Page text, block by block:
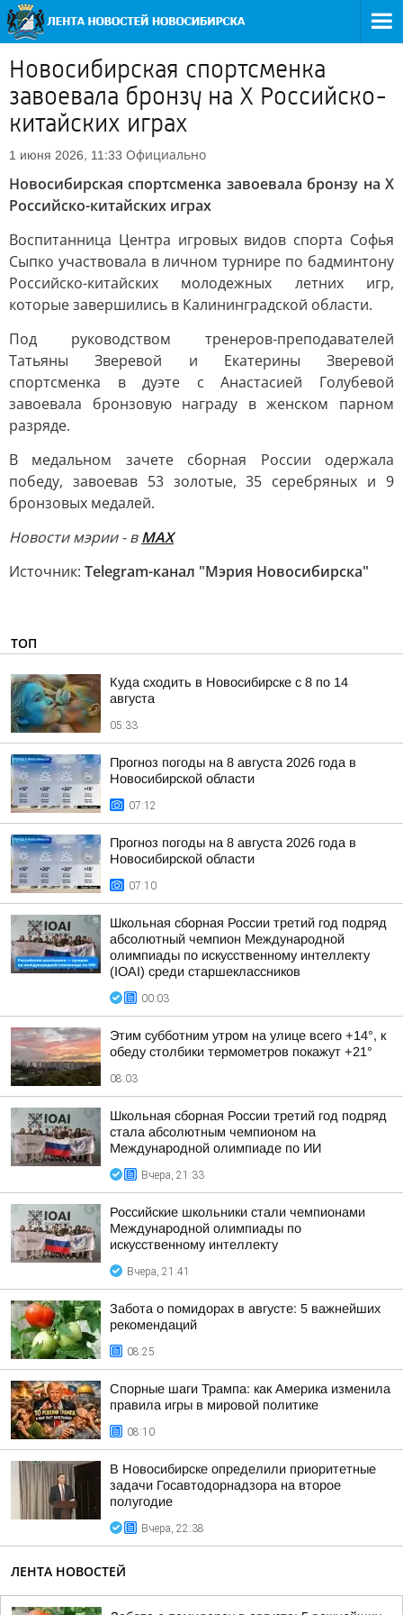
Новосибирская спортсменка
завоевала бронзу на X Российско-
китайских играх
1 июня 2026, 11:33 Официально
Новосибирская спортсменка завоевала бронзу на X
Российско-китайских играх
Воспитанница Центра игровых видов спорта Софья
Сыпко участвовала в личном турнире по бадминтону
Российско-китайских молодежных летних игр,
которые завершились в Калининградской области.
Под руководством тренеров-преподавателей
Татьяны Зверевой и Екатерины Зверевой
спортсменка в дуэте с Анастасией Голубевой
завоевала бронзовую награду в женском парном
разряде.
В медальном зачете сборная России одержала
победу, завоевав 53 золотые, 35 серебряных и 9
бронзовых медалей.
Новости мэрии - вMAХ
Источник: Telegram-канал "Мэрия Новосибирска"
ТОП
Куда сходить в Новосибирске с 8 по 14
августа
05:33
Прогноз погоды на 8 августа 2026 года в
Новосибирской области
07:12
Прогноз погоды на 8 августа 2026 года в
Новосибирской области
07:10
Школьная сборная России третий год подряд
абсолютный чемпион Международной
олимпиады по искусственному интеллекту
(IOAI) среди старшеклассников
00:03
Этим субботним утром на улице всего +14°, к
обеду столбики термометров покажут +21°
08:03
Школьная сборная России третий год подряд
стала абсолютным чемпионом на
Международной олимпиаде по ИИ
Вчера, 21:33
Российские школьники стали чемпионами
Международной олимпиады по
искусственному интеллекту
Вчера, 21:41
Забота о помидорах в августе: 5 важнейших
рекомендаций
08:25
Спорные шаги Трампа: как Америка изменила
правила игры в мировой политике
08:10
В Новосибирске определили приоритетные
задачи Госавтодорнадзора на второе
полугодие
Вчера, 22:38
ЛЕНТА НОВОСТЕЙ